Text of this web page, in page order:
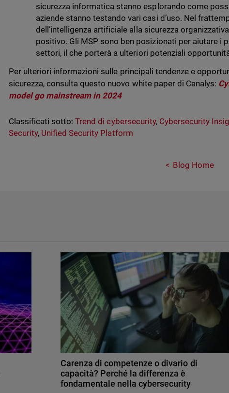
sicurezza informatica stanno esplorando come
aziende stanno testando vari casi d’uso. Nel
dell’intelligenza artificiale alla sicurezza
positivo. Gli MSP sono ben posizionati per aiutare i
settori, il che porterà a ulteriori potenziali
Per ulteriori informazioni sulle principali tendenze e
sicurezza, consulta questo nuovo white paper di Canalys:
model go mainstream in 2024
Classificati sotto: Trend di cybersecurity, Cybersecurity
Security, Unified Security Platform
Blog Home
Carenza di competenze o divario di
capacità? Perché la differenza è
fondamentale nella cybersecurity